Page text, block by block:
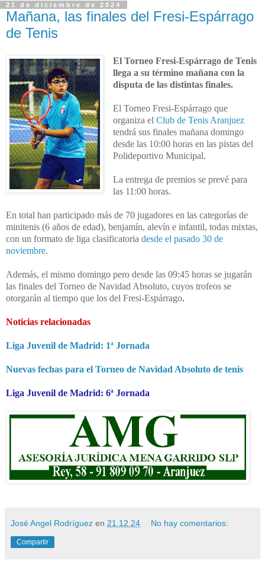
21 de diciembre de 2024
Mañana, las finales del Fresi-Espárrago
de Tenis
El Torneo Fresi-Espárrago de Tenis
llega a su término mañana con la
disputa de las distintas finales.
El Torneo Fresi-Espárrago que
organiza el Club de Tenis Aranjuez
tendrá sus finales mañana domingo
desde las 10:00 horas en las pistas del
Polideportivo Municipal.
La entrega de premios se prevé para
las 11:00 horas.
En total han participado más de 70 jugadores en las categorías de
minitenis (6 años de edad), benjamín, alevín e infantil, todas mixtas,
con un formato de liga clasificatoria desde el pasado 30 de
noviembre.
Además, el mismo domingo pero desde las 09:45 horas se jugarán
las finales del Torneo de Navidad Absoluto, cuyos trofeos se
otorgarán al tiempo que los del Fresi-Espárrago.
Noticias relacionadas
Liga Juvenil de Madrid: 1ª Jornada
Nuevas fechas para el Torneo de Navidad Absoluto de tenis
Liga Juvenil de Madrid: 6ª Jornada
José Angel Rodríguez en 21.12.24 No hay comentarios:
Compartir